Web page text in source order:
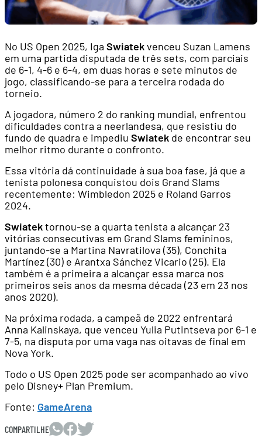
No US Open 2025, Iga Swiatekvenceu Suzan Lamens
em uma partida disputada de três sets, com parciais
de 6-1, 4-6 e 6-4, em duas horas e sete minutos de
jogo, classificando-se para a terceira rodada do
torneio.
A jogadora, número 2 do ranking mundial, enfrentou
dificuldades contra a neerlandesa, que resistiu do
fundo de quadra e impediu Swiatek de encontrar seu
melhor ritmo durante o confronto.
Essa vitória dá continuidade à sua boa fase, já que a
tenista polonesa conquistou dois Grand Slams
recentemente: Wimbledon 2025 e Roland Garros
2024.
Swiatektornou-se a quarta tenista a alcançar 23
vitórias consecutivas em Grand Slams femininos,
juntando-se a Martina Navratilova (35), Conchita
Martínez (30) e Arantxa Sánchez Vicario (25). Ela
também é a primeira a alcançar essa marca nos
primeiros seis anos da mesma década (23 em 23 nos
anos 2020).
Na próxima rodada, a campeã de 2022 enfrentará
Anna Kalinskaya, que venceu Yulia Putintseva por 6-1 e
7-5, na disputa por uma vaga nas oitavas de final em
Nova York.
Todo o US Open 2025 pode ser acompanhado ao vivo
pelo Disney+ Plan Premium.
Fonte: GameArena
COMPARTILHE